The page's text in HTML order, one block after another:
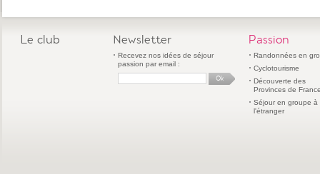
Le club Newsletter
Recevez nos idées de séjour
passion par email :
Passion
Randonnées en
Cyclotourisme
Découverte des
Provinces de
Séjour en groupe à
l'étranger